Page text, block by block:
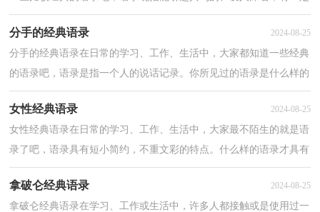
传播力的名人之言、网民言论、社会事件所产生的新...
分手的经典语录 2024-08-25
分手的经典语录在日常的学习、工作、生活中，大家都知道一些经典
的语录吧，语录是指一个人的说话记录。你所见过的语录是什么样的
呢？下面是小编为大家收集的分手的经典语录，欢迎阅...
女性经典语录 2024-08-25
女性经典语录在日常的学习、工作、生活中，大家最不陌生的就是语
录了吧，语录具有短小简约，不重文彩的特点。什么样的语录才具有
借鉴意义呢？下面是小编收集整理的女性经典语录，仅供...
拿破仑经典语录 2024-08-25
拿破仑经典语录在学习、工作或生活中，许多人都接触或是使用过一